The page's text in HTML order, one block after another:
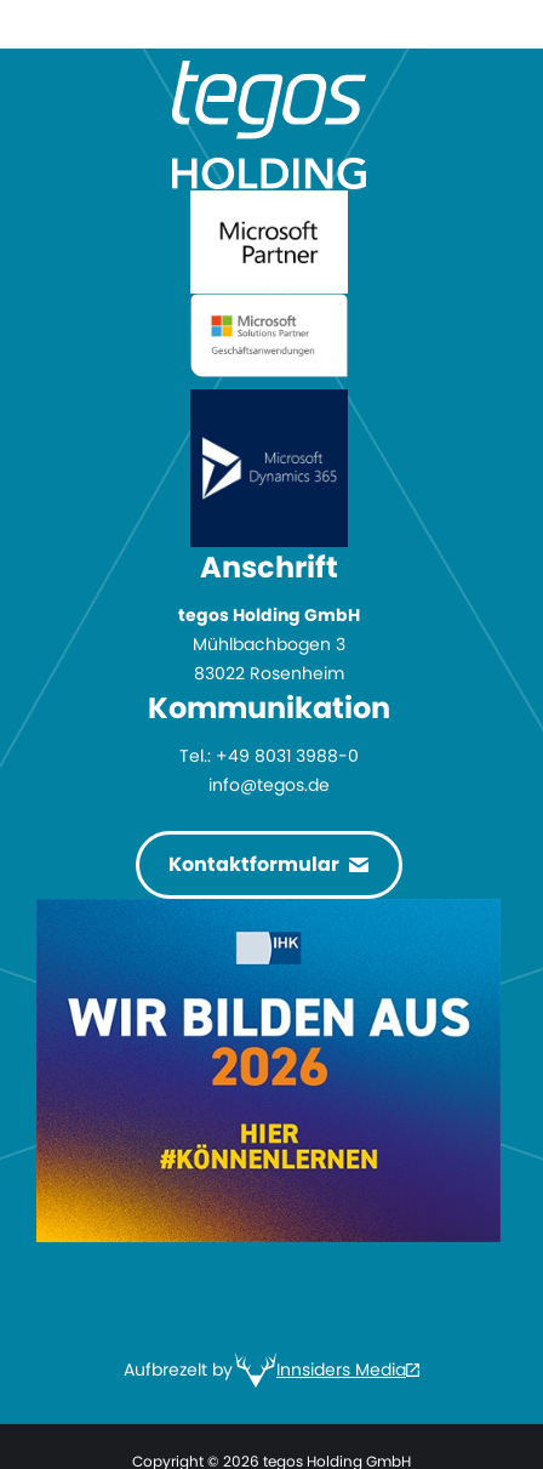
Anschrift
tegos Holding GmbH
Mühlbachbogen 3
83022 Rosenheim
Kommuni­kation
Tel.: +49 8031 3988-0
info@tegos.de
Kontaktformular
Aufbrezelt by Innsiders Media
Copyright © 2026 tegos Holding GmbH